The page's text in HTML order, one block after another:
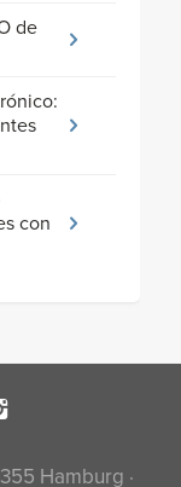
de
con
Hamburg ·